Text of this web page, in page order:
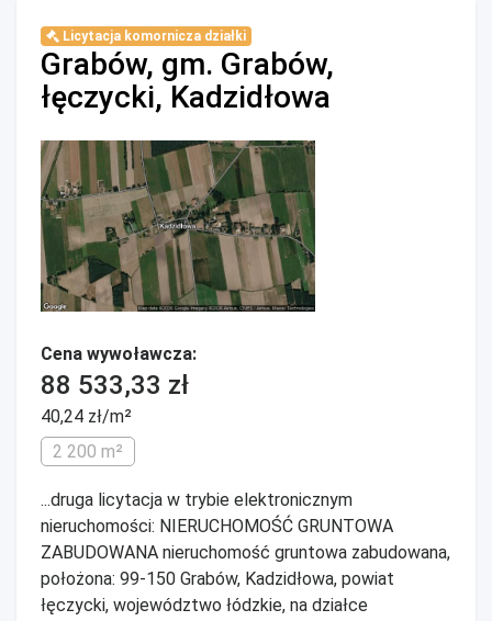
Licytacja komornicza działki
Grabów, gm. Grabów,
łęczycki, Kadzidłowa
Cena wywoławcza:
88 533,33 zł
40,24 zł/m²
2 200 m²
...druga licytacja w trybie elektronicznym
nieruchomości: NIERUCHOMOŚĆ GRUNTOWA
ZABUDOWANA nieruchomość gruntowa zabudowana,
położona: 99-150 Grabów, Kadzidłowa, powiat
łęczycki, województwo łódzkie, na działce